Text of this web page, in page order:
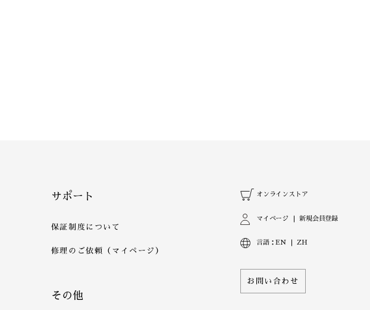
サポート
保証制度について
修理のご依頼 （マイページ）
その他
オンラインストア
マイページ 新規会員登録
言語：EN ZH
お問い合わせ